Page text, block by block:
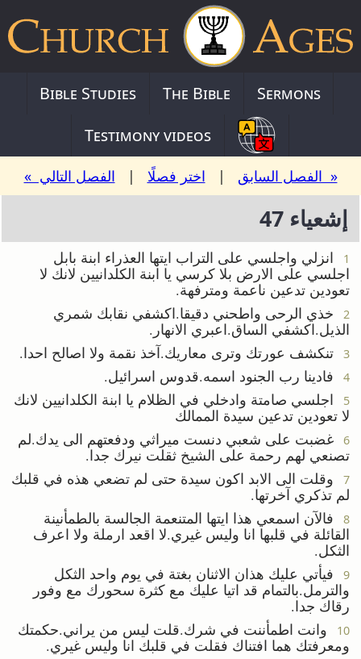
Bible Studies The Bible
Sermons
Testimony videos
« الفصل السابق | اختر فصلًا | الفصل التالي »
إشعياء 47
1
انزلي واجلسي على التراب ايتها العذراء ابنة بابل
اجلسي على الارض بلا كرسي يا ابنة الكلدانيين لانك لا
تعودين تدعين ناعمة ومترفهة.
2
خذي الرحى واطحني دقيقا.اكشفي نقابك شمري
الذيل.اكشفي الساق.اعبري الانهار.
3 تنكشف عورتك وترى معاريك.آخذ نقمة ولا اصالح احدا.
4 فادينا رب الجنود اسمه.قدوس اسرائيل.
5
اجلسي صامتة وادخلي في الظلام يا ابنة الكلدانيين لانك
لا تعودين تدعين سيدة الممالك
6
غضبت على شعبي دنست ميراثي ودفعتهم الى يدك.لم
تصنعي لهم رحمة على الشيخ ثقلت نيرك جدا.
7
وقلت الى الابد اكون سيدة حتى لم تضعي هذه في قلبك
لم تذكري آخرتها.
8
فالآن اسمعي هذا ايتها المتنعمة الجالسة بالطمأنينة
القائلة في قلبها انا وليس غيري.لا اقعد ارملة ولا اعرف
الثكل.
9
فيأتي عليك هذان الاثنان بغتة في يوم واحد الثكل
والترمل.بالتمام قد اتيا عليك مع كثرة سحورك مع وفور
رقاك جدا.
10
وانت اطمأننت في شرك.قلت ليس من يراني.حكمتك
ومعرفتك هما افتناك فقلت في قلبك انا وليس غيري.